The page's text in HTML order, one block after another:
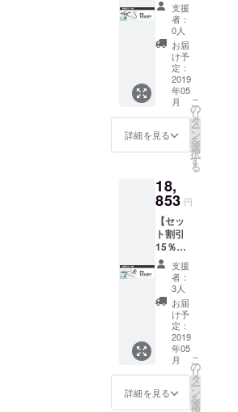
チール
製でな
いトラ
ンク(リ
アスポ
イラー
付きト
ランク
など)ま
たは、
トラン
により
フック
つかな
い場合
に使用
19830
円のと
ころ
16855
円(2975
円引き)
でお買
い求め
いただ
けま
す。 ・
R 1個
・バイ
クビー
ム 1個 ※
トップ
チュー
ブのな
い自転
車(ママ
チャリ
など)に
使用す
るため
のアシ
スト
バー
支援
者：
0人
お届
け予
定：
2019
年05
月
詳細を見る
こ
の
リ
タ
ー
ン
を
選
択
す
る
18,
853 円
【セッ
ト割引
15％OF
F】定価
22180
円のと
ころ
18853
円(3327
円引き)
でお買
い求め
いただ
けま
す。 ・
支援
者：
3人
お届
け予
定：
2019
年05
月
詳細を見る
こ
の
リ
タ
ー
ン
を
選